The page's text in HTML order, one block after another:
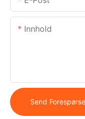
Innhold
Send